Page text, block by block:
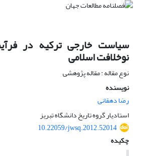
سیاست خارجی ترکیه در
نوخلافت اسلامی
نوع مقاله : مقاله پژوهشی
نویسنده
رضا دهقانی
استادیار گروه تاریخ دانشگاه تبریز
10.22059/jwsq.2012.52014
چکیده